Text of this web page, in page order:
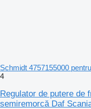
Schmidt 4757155000
4
Regulator de putere de
semiremorcă Daf